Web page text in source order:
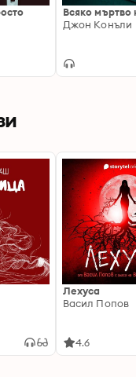
Всяко
Джон Конъли
Лехуса
Васил Попов
4.6